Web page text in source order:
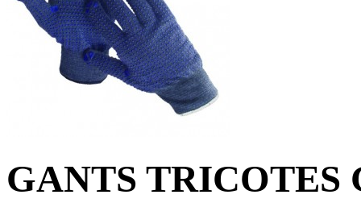
GANTS TRICOTES